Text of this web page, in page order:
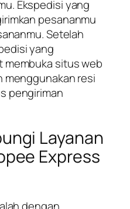
Ekspedisi yang
pesananmu
Setelah
yang
membuka situs web
resi
pengiriman
Layanan
Express